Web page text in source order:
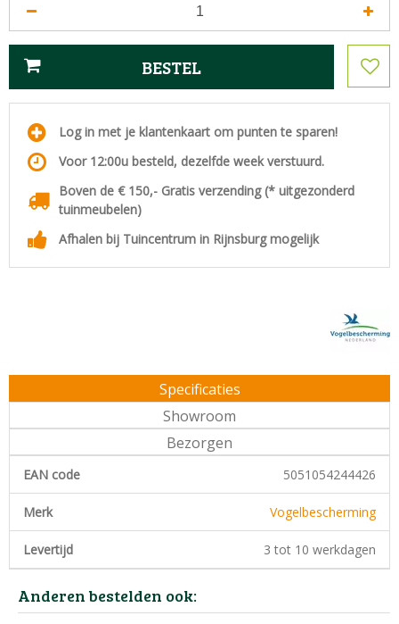
Log in met je klantenkaart om punten te sparen!
Voor 12:00u besteld, dezelfde week verstuurd.
Boven de € 150,- Gratis verzending (* uitgezonderd
tuinmeubelen)
Afhalen bij Tuincentrum in Rijnsburg mogelijk
Specificaties
Showroom
Bezorgen
EAN code 5051054244426
Merk Vogelbescherming
Levertijd 3 tot 10 werkdagen
Anderen bestelden ook: